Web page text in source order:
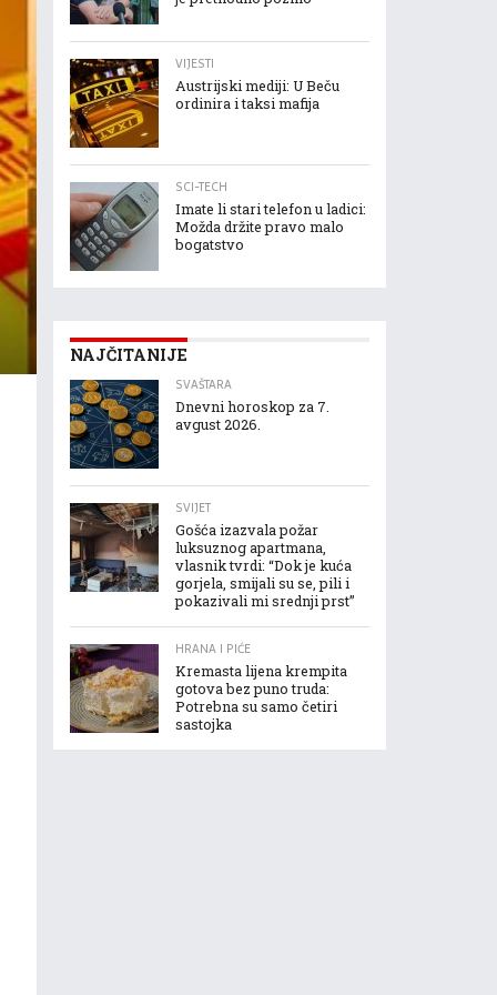
VIJESTI
Austrijski mediji: U Beču
ordinira i taksi mafija
SCI-TECH
Imate li stari telefon u ladici:
Možda držite pravo malo
bogatstvo
NAJČITANIJE
SVAŠTARA
Dnevni horoskop za 7.
avgust 2026.
SVIJET
Gošća izazvala požar
luksuznog apartmana,
vlasnik tvrdi: “Dok je kuća
gorjela, smijali su se, pili i
pokazivali mi srednji prst”
HRANA I PIĆE
Kremasta lijena krempita
gotova bez puno truda:
Potrebna su samo četiri
sastojka